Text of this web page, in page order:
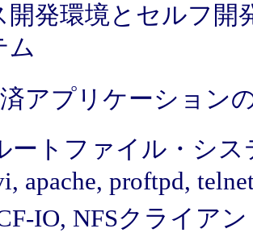
開発環境とセルフ開
ム
アプリケーション
ートファイル・シス
apache, proftpd,
IO, NFSクライア